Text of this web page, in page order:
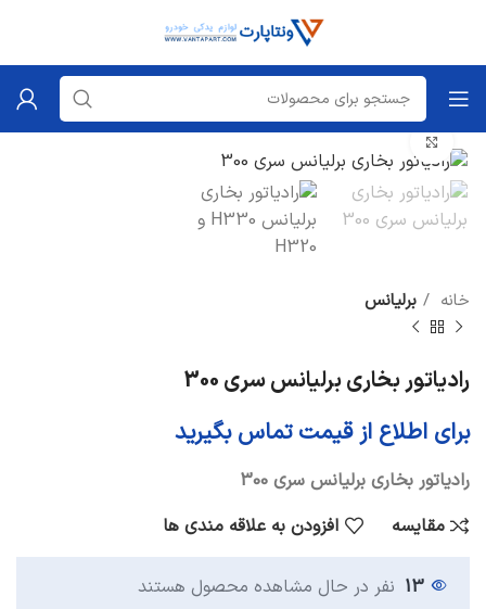
خانه برلیانس
رادیاتور بخاری برلیانس سری 300
برای اطلاع از قیمت تماس بگیرید
رادیاتور بخاری برلیانس سری 300
مقایسه
افزودن به علاقه مندی ها
13 نفر در حال مشاهده محصول هستند